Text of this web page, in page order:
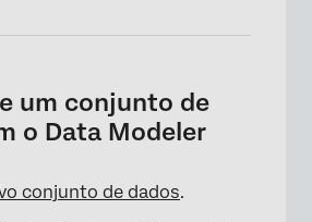
um conjunto de
o Data Modeler
conjunto de dados.